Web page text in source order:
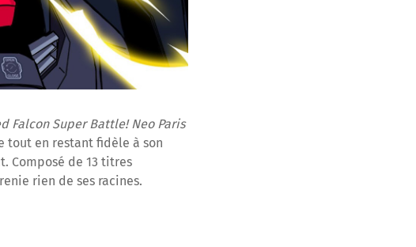
Falcon Super Battle! Neo Paris
tout en restant fidèle à son
Composé de 13 titres
rien de ses racines.